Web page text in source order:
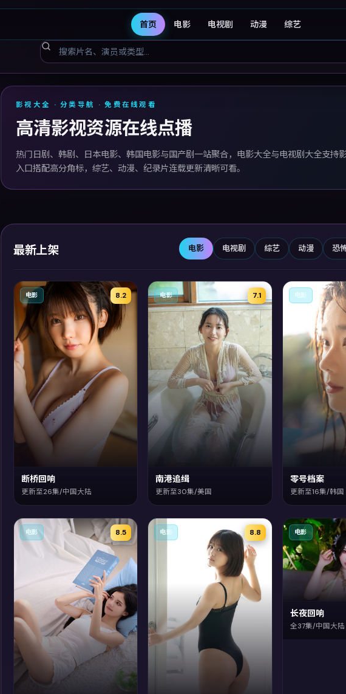
首页 电影 电视剧 动漫 综艺
高清影视库
影视大全 · 分类导航 · 免费在线观看
高清影视资源在线点播
热门日剧、韩剧、日本电影、韩国电影与国产剧一站聚合，电影大全与电视剧大全支持
入口搭配高分角标，综艺、动漫、纪录片连载更新清晰可看。
最新上架 电影 电视剧 综艺 动漫 恐
8.2
电影
断桥回响
更新至26集/中国大陆
7.1
电影
南港追缉
更新至30集/美国
电影
零号档案
更新至16集/韩国
8.5
电影 8.8
电影 电影
长夜回响
全37集/中国大陆